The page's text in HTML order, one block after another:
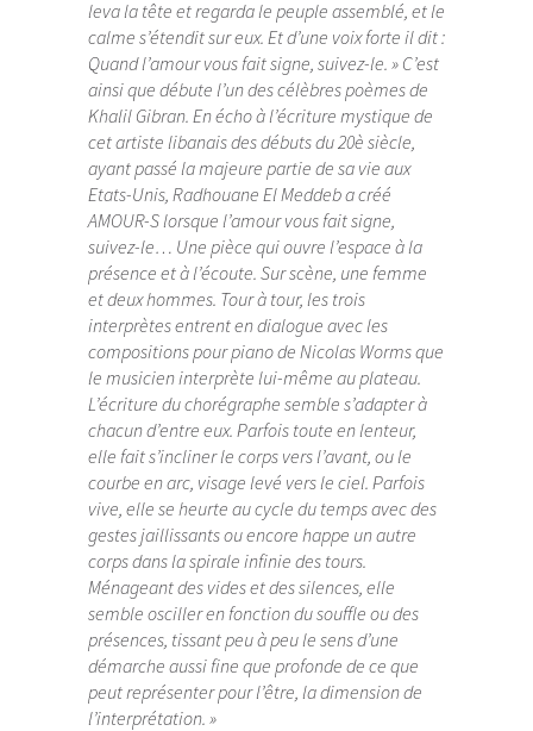
leva la tête et regarda le peuple assemblé, et le
calme s’étendit sur eux. Et d’une voix forte il dit :
Quand l’amour vous fait signe, suivez-le. » C’est
ainsi que débute l’un des célèbres poèmes de
Khalil Gibran. En écho à l’écriture mystique de
cet artiste libanais des débuts du 20è siècle,
ayant passé la majeure partie de sa vie aux
Etats-Unis, Radhouane El Meddeb a créé
AMOUR-S lorsque l’amour vous fait signe,
suivez-le… Une pièce qui ouvre l’espace à la
présence et à l’écoute. Sur scène, une femme
et deux hommes. Tour à tour, les trois
interprètes entrent en dialogue avec les
compositions pour piano de Nicolas Worms que
le musicien interprète lui-même au plateau.
L’écriture du chorégraphe semble s’adapter à
chacun d’entre eux. Parfois toute en lenteur,
elle fait s’incliner le corps vers l’avant, ou le
courbe en arc, visage levé vers le ciel. Parfois
vive, elle se heurte au cycle du temps avec des
gestes jaillissants ou encore happe un autre
corps dans la spirale infinie des tours.
Ménageant des vides et des silences, elle
semble osciller en fonction du souffle ou des
présences, tissant peu à peu le sens d’une
démarche aussi fine que profonde de ce que
peut représenter pour l’être, la dimension de
l’interprétation. »